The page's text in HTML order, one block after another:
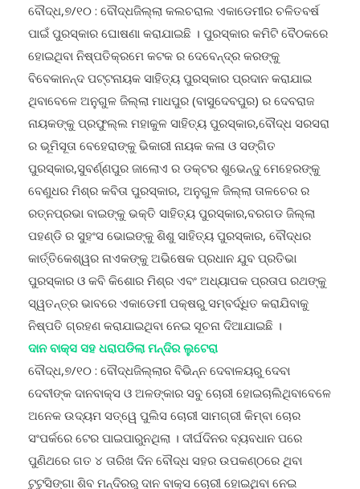
ବୌଦ୍ଧ,୭/୧୦ : ବୌଦ୍ଧଜିଲ୍ଲା କଲଚରାଲ ଏକାଡେମୀର ଚଳିତବର୍ଷ
ପାଇଁ ପୁରସ୍କାର ଘୋଷଣା କରାଯାଇଛି । ପୁରସ୍କାର କମିଟି ବୈଠକରେ
ହୋଇଥିବା ନିଷ୍ପତିକ୍ରମେ କଟକ ର ଦେବେନ୍ଦ୍ର କରଙ୍କୁ
ବିବେକାନନ୍ଦ ପଟ୍ଟନାୟକ ସାହିତ୍ୟ ପୁରସ୍କାର ପ୍ରଦାନ କରାଯାଇ
ଥିବାବେଳେ ଅନୁଗୁଳ ଜିଲ୍ଲା ମାଧପୁର (ବାସୁଦେବପୁର) ର ଦେବରାଜ
ନାୟକଙ୍କୁ ପ୍ରଫୁଲ୍ଲ ମହାକୁଳ ସାହିତ୍ୟ ପୁରସ୍କାର,ବୌଦ୍ଧ ସରସରା
ର ଭୂମିସୂତା ବେହେରାଙ୍କୁ ଭିକାରୀ ନାୟକ କଳା ଓ ସଙ୍ଗିତ
ପୁରସ୍କାର,ସୁବର୍ଣ୍ଣପୁର ଜାଲୋଏ ର ଡକ୍ଟର ଶୁଭେନ୍ଦୁ ମେହେରଙ୍କୁ
ବେଣୁଧର ମିଶ୍ର କବିତା ପୁରସ୍କାର, ଅନୁଗୁଳ ଜିଲ୍ଲା ତାଳଚେର ର
ରତ୍ନପ୍ରଭା ବାଇଙ୍କୁ ଭକ୍ତି ସାହିତ୍ୟ ପୁରସ୍କାର,ବରଗଡ ଜିଲ୍ଲା
ପହଣ୍ଡି ର ସୁହଂସ ଭୋଇଙ୍କୁ ଶିଶୁ ସାହିତ୍ୟ ପୁରସ୍କାର, ବୌଦ୍ଧର
କାର୍ତ୍ତିକେଶ୍ୱର ନାଏକଙ୍କୁ ଅଭିଷେକ ପ୍ରଧାନ ଯୁବ ପ୍ରତିଭା
ପୁରସ୍କାର ଓ କବି କିଶୋର ମିଶ୍ର ଏବଂ ଅଧ୍ୟାପକ ପ୍ରତାପ ରଥଙ୍କୁ
ସ୍ୱତନ୍ତ୍ର ଭାବରେ ଏକାଡେମୀ ପକ୍ଷରୁ ସମ୍ବର୍ଦ୍ଧିତ କରାଯିବାକୁ
ନିଷ୍ପତି ଗ୍ରହଣ କରାଯାଇଥିବା ନେଇ ସୂଚନା ଦିଆଯାଇଛି ।
ଦାନ ବାକ୍ସ ସହ ଧରାପଡିଲା ମନ୍ଦିର ଲୁଟେରା
ବୌଦ୍ଧ,୭/୧୦ : ବୌଦ୍ଧଜିଲ୍ଲାର ବିଭିନ୍ନ ଦେବାଳୟରୁ ଦେବା
ଦେବୀଙ୍କ ଦାନବାକ୍ସ ଓ ଅଳଙ୍କାର ସବୁ ଚୋରୀ ହୋଇଚାଲିଥିବାବେଳେ
ଅନେକ ଉଦ୍ୟମ ସତ୍ୱେ ପୁଲିସ ଚୋରୀ ସାମଗ୍ରୀ କିମ୍ବା ଚୋର
ସଂପର୍କରେ ଟେର ପାଇପାରୁନଥିଲା । ଦୀର୍ଘଦିନର ବ୍ୟବଧାନ ପରେ
ପୁଣିଥରେ ଗତ ୪ ତାରିଖ ଦିନ ବୌଦ୍ଧ ସହର ଉପକଣ୍ଠରେ ଥିବା
ଟୁଟୁସିଙ୍ଗା ଶିବ ମନ୍ଦିରରୁ ଦାନ ବାକ୍ସ ଚୋରୀ ହୋଇଥିବା ନେଇ